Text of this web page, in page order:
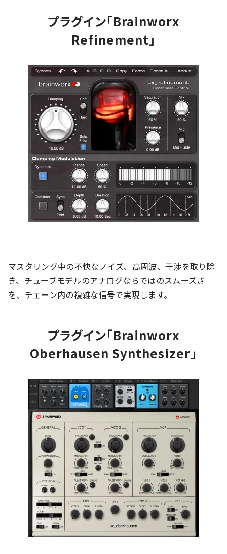
プラグイン「Brainworx
Refinement」
マスタリング中の不快なノイズ、高周波、干渉を取り除
き、チューブモデルのアナログならではのスムーズさ
を、チェーン内の複雑な信号で実現します。
プラグイン「Brainworx
Oberhausen Synthesizer」